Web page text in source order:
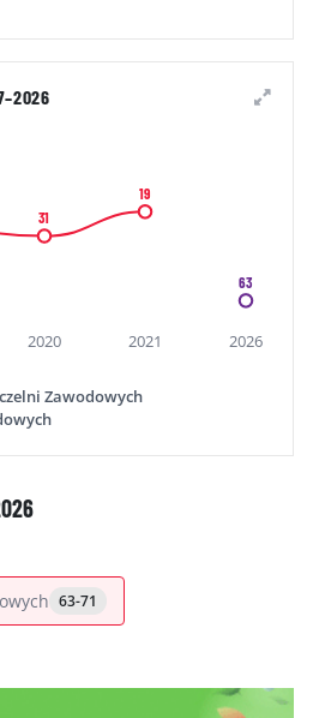
2020 2021 2026
31
19
63
Zawodowych
63-71